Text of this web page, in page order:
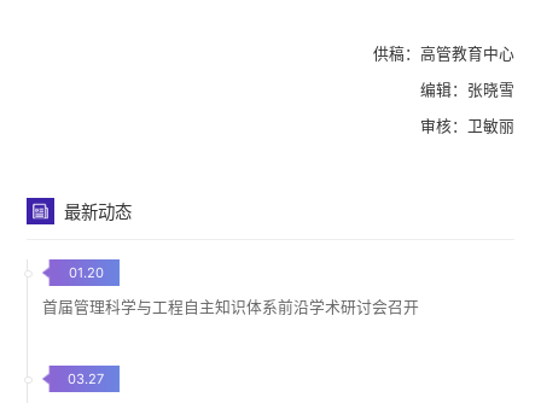
供稿：高管教育中心
编辑：张晓雪
审核：卫敏丽
最新动态
01.20
首届管理科学与工程自主知识体系前沿学术研讨会召开
03.27